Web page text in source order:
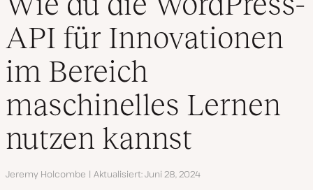
API für Innovationen
im Bereich
maschinelles Lernen
nutzen kannst
Autor
Jeremy Holcombe Aktualisiert Juni 28, 2024